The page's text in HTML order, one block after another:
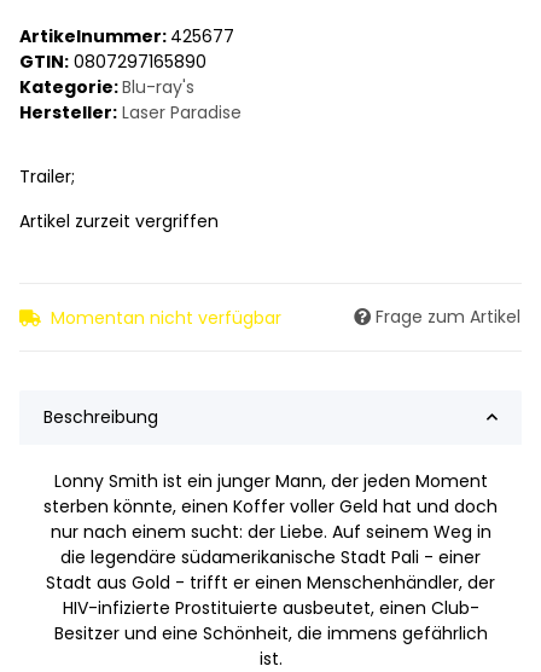
Artikelnummer: 425677
GTIN: 0807297165890
Kategorie:Blu-ray's
Hersteller: Laser Paradise
Trailer;
Artikel zurzeit vergriffen
Momentan nicht verfügbar Frage zum Artikel
Beschreibung
Lonny Smith ist ein junger Mann, der jeden Moment
sterben könnte, einen Koffer voller Geld hat und doch
nur nach einem sucht: der Liebe. Auf seinem Weg in
die legendäre südamerikanische Stadt Pali - einer
Stadt aus Gold - trifft er einen Menschenhändler, der
HIV-infizierte Prostituierte ausbeutet, einen Club-
Besitzer und eine Schönheit, die immens gefährlich
ist.